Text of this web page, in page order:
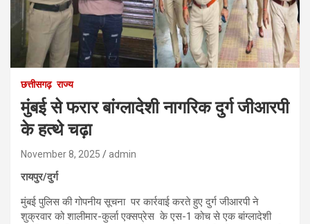
छत्तीसगढ़ राज्य
मुंबई से फरार बांग्लादेशी नागरिक दुर्ग जीआरपी
के हत्थे चढ़ा
November 8, 2025 admin
रायपुर/दुर्ग
मुंबई पुलिस की गोपनीय सूचना पर कार्रवाई करते हुए दुर्ग जीआरपी ने
शुक्रवार को शालीमार-कुर्ला एक्सप्रेस के एस-1 कोच से एक बांग्लादेशी